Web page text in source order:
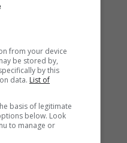
e dovranno
che si è
la
avvicinare
from your device
be stored by,
by this
data. List of
basis of legitimate
below. Look
to manage or